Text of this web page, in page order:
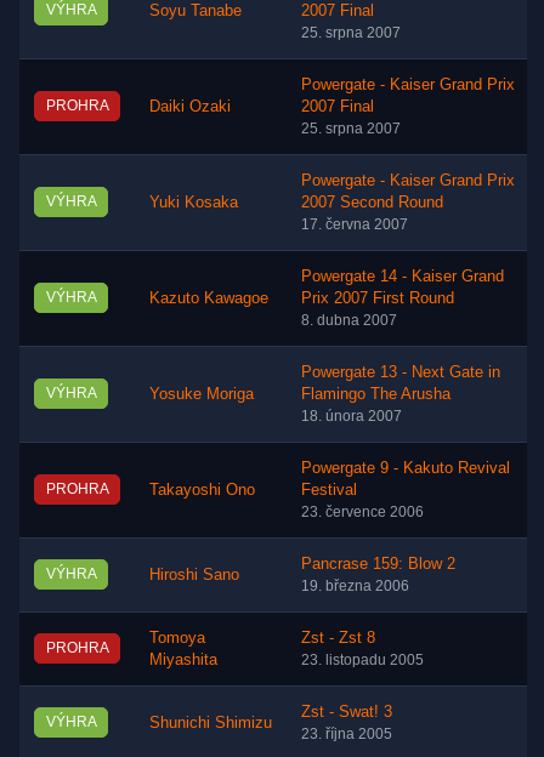
VÝHRA Soyu Tanabe
2007 Final
25. srpna 2007
PROHRA Daiki Ozaki
Powergate - Kaiser Grand Prix
2007 Final
25. srpna 2007
VÝHRA Yuki Kosaka
Powergate - Kaiser Grand Prix
2007 Second Round
17. června 2007
VÝHRA Kazuto Kawagoe
Powergate 14 - Kaiser Grand
Prix 2007 First Round
8. dubna 2007
VÝHRA Yosuke Moriga
Powergate 13 - Next Gate in
Flamingo The Arusha
18. února 2007
PROHRA Takayoshi Ono
Powergate 9 - Kakuto Revival
Festival
23. července 2006
VÝHRA Hiroshi Sano
Pancrase 159: Blow 2
19. března 2006
PROHRA
Tomoya
Miyashita
Zst - Zst 8
23. listopadu 2005
VÝHRA Shunichi Shimizu
Zst - Swat! 3
23. října 2005